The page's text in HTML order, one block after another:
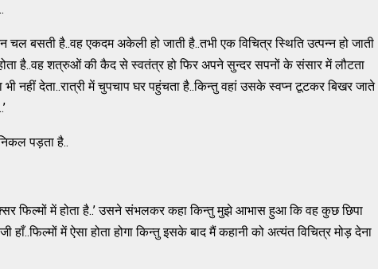
बसती है..वह एकदम अकेली हो जाती है..तभी एक विचित्र स्थिति उत्पन्न हो जाती
है..वह शत्रुओं की कैद से स्वतंत्र हो फिर अपने सुन्दर सपनों के संसार में लौटता
नहीं देता..रात्री में चुपचाप घर पहुंचता है..किन्तु वहां उसके स्वप्न टूटकर बिखर जाते
पड़ता है..
फिल्मों में होता है..’ उसने संभलकर कहा किन्तु मुझे आभास हुआ कि वह कुछ छिपा
हाँ..फिल्मों में ऐसा होता होगा किन्तु इसके बाद मैं कहानी को अत्यंत विचित्र मोड़ देना